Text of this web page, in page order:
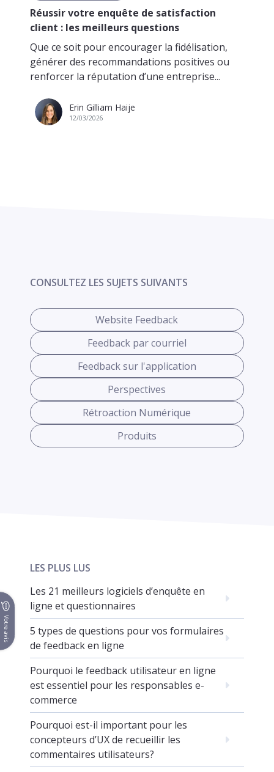
Réussir votre enquête de satisfaction
client : les meilleurs questions
Que ce soit pour encourager la fidélisation,
générer des recommandations positives ou
renforcer la réputation d’une entreprise...
Erin Gilliam Haije
12/03/2026
CONSULTEZ LES SUJETS SUIVANTS
Website Feedback
Feedback par courriel
Feedback sur l'application
Perspectives
Rétroaction Numérique
Produits
LES PLUS LUS
Les 21 meilleurs logiciels d’enquête en
ligne et questionnaires
5 types de questions pour vos formulaires
de feedback en ligne
Pourquoi le feedback utilisateur en ligne
est essentiel pour les responsables e-
commerce
Pourquoi est-il important pour les
concepteurs d’UX de recueillir les
commentaires utilisateurs?
Votre avis